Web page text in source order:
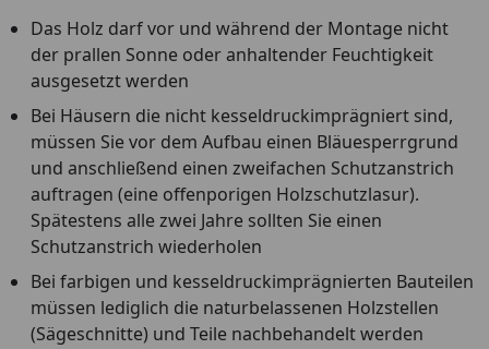
Das Holz darf vor und während der Montage nicht
der prallen Sonne oder anhaltender Feuchtigkeit
ausgesetzt werden
Bei Häusern die nicht kesseldruckimprägniert sind,
müssen Sie vor dem Aufbau einen Bläuesperrgrund
und anschließend einen zweifachen Schutzanstrich
auftragen (eine offenporigen Holzschutzlasur).
Spätestens alle zwei Jahre sollten Sie einen
Schutzanstrich wiederholen
Bei farbigen und kesseldruckimprägnierten Bauteilen
müssen lediglich die naturbelassenen Holzstellen
(Sägeschnitte) und Teile nachbehandelt werden